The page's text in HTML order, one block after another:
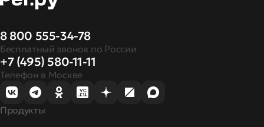
8 800 555-34-78
Бесплатный звонок по России
+7 (495) 580-11-11
Телефон в Москве
Продукты